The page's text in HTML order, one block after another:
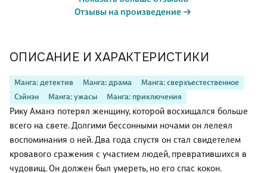
ОПИСАНИЕ И ХАРАКТЕРИСТИКИ
Манга: детектив Манга: драма
Манга: сверхъестественное
Сэйнэн
Манга: ужасы Манга: приключения
Рику Аманэ потерял женщину, которой восхищался больше
всего на свете. Долгими бессонными ночами он лелеял
воспоминания о ней. Два года спустя он стал свидетелем
кровавого сражения с участием людей, превратившихся в
чудовищ. Он должен был умереть, но его спас кокон.
Отзывы на произведение